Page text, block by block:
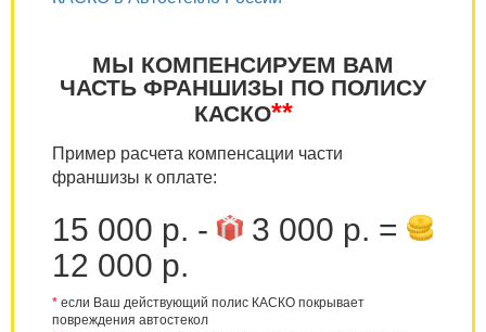
МЫ КОМПЕНСИРУЕМ ВАМ
ЧАСТЬ ФРАНШИЗЫ ПО ПОЛИСУ
КАСКО**
Пример расчета компенсации части
франшизы к оплате:
15 000 р. -
3 000 р. =
12 000 р.
* если Ваш действующий полис КАСКО покрывает
повреждения автостекол